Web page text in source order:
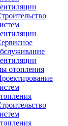
отопления